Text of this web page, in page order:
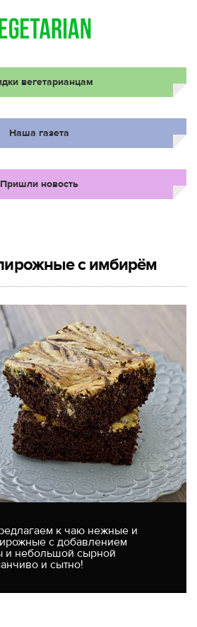
вегетарианцам
Наша газета
Пришли новость
с имбирём
к чаю нежные и
с добавлением
и небольшой сырной
и сытно!